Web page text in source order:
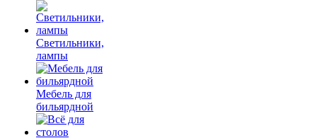
Светильники,
лампы
Мебель для
бильярдной